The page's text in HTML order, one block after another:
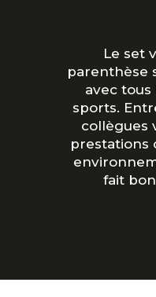
Le set
parenthèse
avec
sports.
collègues
prestations
fait